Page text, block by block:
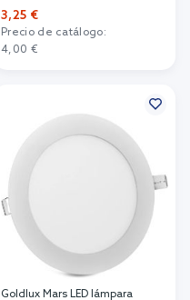
3,25 €
Precio de catálogo:
4,00 €
Goldlux Mars LED lámpara